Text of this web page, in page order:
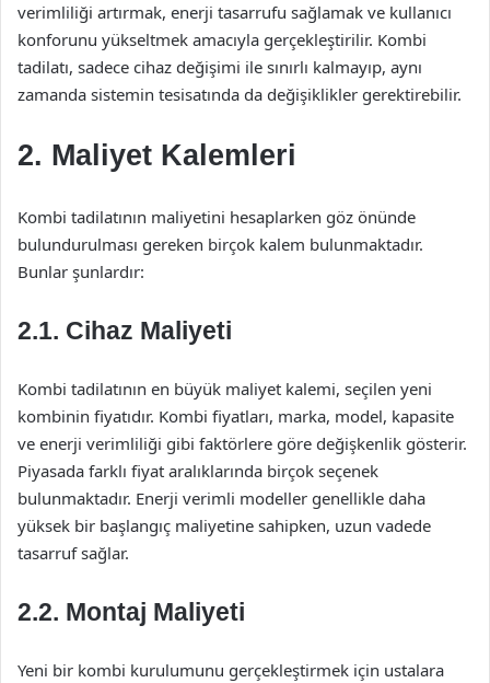
verimliliği artırmak, enerji tasarrufu sağlamak ve kullanıcı
konforunu yükseltmek amacıyla gerçekleştirilir. Kombi
tadilatı, sadece cihaz değişimi ile sınırlı kalmayıp, aynı
zamanda sistemin tesisatında da değişiklikler gerektirebilir.
2. Maliyet Kalemleri
Kombi tadilatının maliyetini hesaplarken göz önünde
bulundurulması gereken birçok kalem bulunmaktadır.
Bunlar şunlardır:
2.1. Cihaz Maliyeti
Kombi tadilatının en büyük maliyet kalemi, seçilen yeni
kombinin fiyatıdır. Kombi fiyatları, marka, model, kapasite
ve enerji verimliliği gibi faktörlere göre değişkenlik gösterir.
Piyasada farklı fiyat aralıklarında birçok seçenek
bulunmaktadır. Enerji verimli modeller genellikle daha
yüksek bir başlangıç maliyetine sahipken, uzun vadede
tasarruf sağlar.
2.2. Montaj Maliyeti
Yeni bir kombi kurulumunu gerçekleştirmek için ustalara